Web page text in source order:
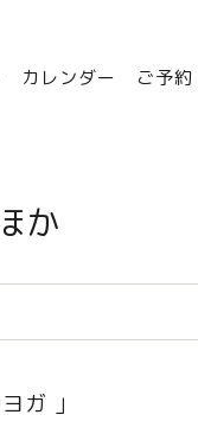
カレンダー ご予
か
ガ 」